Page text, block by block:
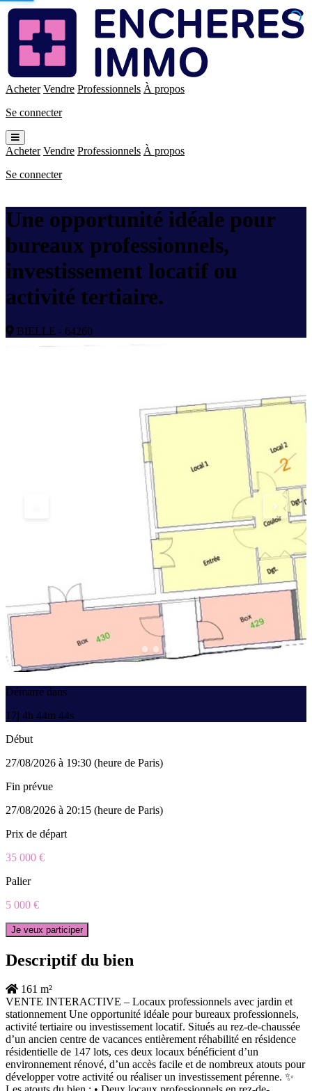
Enchères
Immo
Acheter Vendre Professionnels À propos
Se connecter
Ouvrir
le
menu
Acheter Vendre Professionnels À propos
Se connecter
Une opportunité idéale pour
bureaux professionnels,
investissement locatif ou
activité tertiaire.
BIELLE - 64260
Démarre dans
17j 4h 44m 44s
Début
27/08/2026 à 19:30 (heure de Paris)
Fin prévue
27/08/2026 à 20:15 (heure de Paris)
Prix de départ
35 000 €
Palier
5 000 €
Je veux participer
Descriptif du bien
161 m²
VENTE INTERACTIVE – Locaux professionnels avec jardin et
stationnement Une opportunité idéale pour bureaux professionnels,
activité tertiaire ou investissement locatif. Situés au rez-de-chaussée
d’un ancien centre de vacances entièrement réhabilité en résidence
résidentielle de 147 lots, ces deux locaux bénéficient d’un
environnement rénové, d’un accès facile et de nombreux atouts pour
développer votre activité ou réaliser un investissement pérenne. ✨